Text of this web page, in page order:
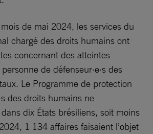
de mai 2024, les services du
chargé des droits humains ont
concernant des atteintes
de défenseur·e·s des
Le Programme de protection
des droits humains ne
dix États brésiliens, soit moins
1 134 affaires faisaient l’objet